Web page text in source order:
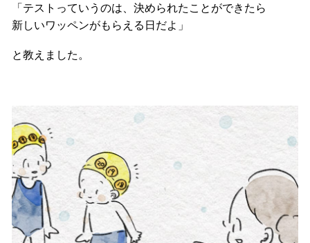
「テストっていうのは、決められたことができたら
新しいワッペンがもらえる日だよ」
と教えました。